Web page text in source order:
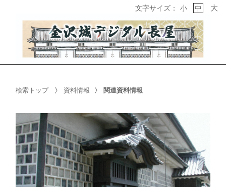
文字サイズ： 小 中 大
検索トップ 資料情報 関連資料情報